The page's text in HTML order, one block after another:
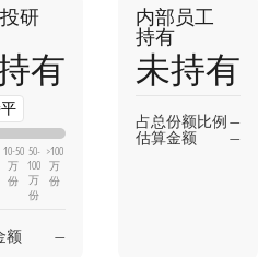
研
有
10-50
万
份
50-
100
万
份
>100
万
份
额 —
内部员工
持有
未持有
占总份额比例—
估算金额
—